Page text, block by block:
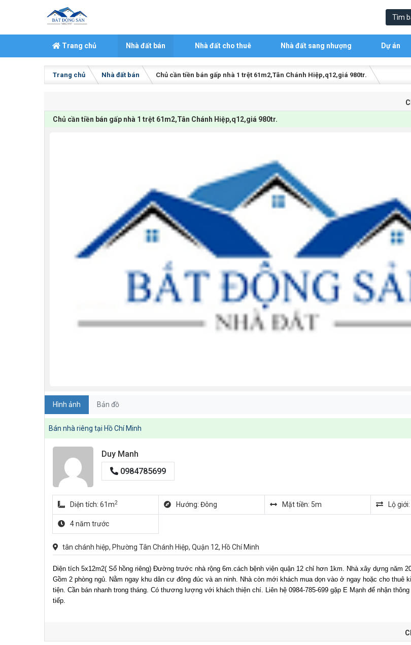
Trang chủ Nhà đất bán Nhà đất cho thuê Nhà đất sang nhượng Dự án
Trang chủ Nhà đất bán Chủ cần tiền bán gấp nhà 1 trệt 61m2,Tân Chánh Hiệp,q12,giá 980tr.
Chủ cần tiền bán gấp nhà 1 trệt 61m2,Tân Chánh Hiệp,q12,giá 980tr.
Hình ảnh Bản đồ
Bán nhà riêng tại Hồ Chí Minh
Duy Manh
0984785699
Diện tích: 61m2 Hướng: Đông Mặt tiền: 5m Lộ
4 năm trước
tân chánh hiệp, Phường Tân Chánh Hiệp, Quận 12, Hồ Chí Minh
Diện tích 5x12m2( Sổ hồng riêng) Đường trước nhà rộng 6m.cách bệnh viện quận 12 chỉ hơn 1km. Nhà xây dựng năm
Gồm 2 phòng ngủ. Nằm ngay khu dân cư đông đúc và an ninh. Nhà còn mới khách mua dọn vào ở ngay hoặc cho thuê
tiện. Cần bán nhanh trong tháng. Có thương lượng với khách thiện chí. Liên hệ 0984-785-699 gặp E Mạnh để nhận
tiếp.